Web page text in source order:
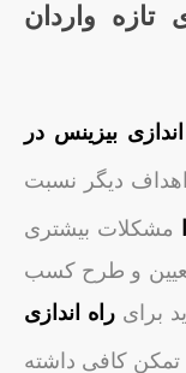
واردان
بیزینس در
دیگر نسبت
مشکلات بیشتری
تعیین و طرح کسب
برای راه اندازی
تمکن کافی داشته